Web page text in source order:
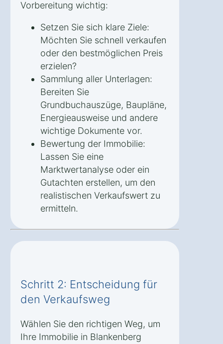
Vorbereitung wichtig:
Setzen Sie sich klare Ziele:
Möchten Sie schnell verkaufen
oder den bestmöglichen Preis
erzielen?
Sammlung aller Unterlagen:
Bereiten Sie
Grundbuchauszüge, Baupläne,
Energieausweise und andere
wichtige Dokumente vor.
Bewertung der Immobilie:
Lassen Sie eine
Marktwertanalyse oder ein
Gutachten erstellen, um den
realistischen Verkaufswert zu
ermitteln.
Schritt 2: Entscheidung für
den Verkaufsweg
Wählen Sie den richtigen Weg, um
Ihre Immobilie in Blankenberg